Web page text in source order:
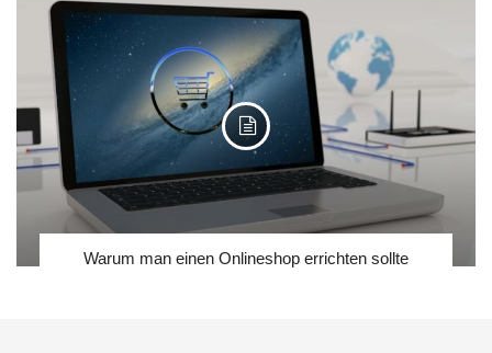
Warum man einen Onlineshop errichten sollte